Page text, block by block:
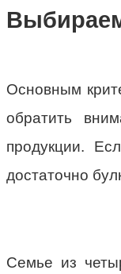
Основным
обратить
продукции.
достаточно
Семье из